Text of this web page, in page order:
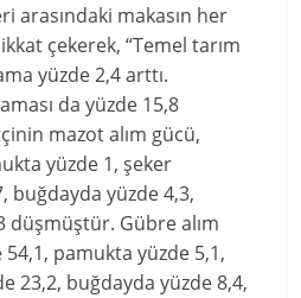
arasındaki makasın her
çekerek, “Temel tarım
yüzde 2,4 arttı.
da yüzde 15,8
mazot alım gücü,
yüzde 1, şeker
buğdayda yüzde 4,3,
düşmüştür. Gübre alım
54,1, pamukta yüzde 5,1,
23,2, buğdayda yüzde 8,4,